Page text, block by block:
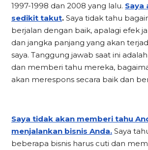
1997-1998 dan 2008 yang lalu. Saya
sedikit takut. Saya tidak tahu
berjalan dengan baik, apalagi efek
dan jangka panjang yang akan
saya. Tanggung jawab saat ini
dan memberi tahu mereka,
akan merespons secara baik dan
Saya tidak akan memberi tahu
menjalankan bisnis Anda. Saya
beberapa bisnis harus cuti dan